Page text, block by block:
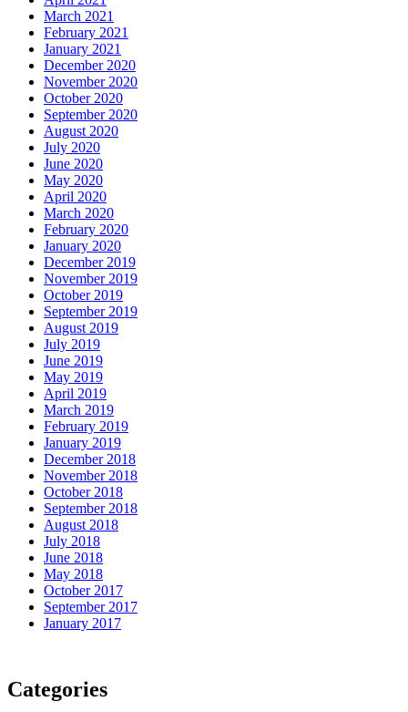
March 2021
February 2021
January 2021
December 2020
November 2020
October 2020
September 2020
August 2020
July 2020
June 2020
May 2020
April 2020
March 2020
February 2020
January 2020
December 2019
November 2019
October 2019
September 2019
August 2019
July 2019
June 2019
May 2019
April 2019
March 2019
February 2019
January 2019
December 2018
November 2018
October 2018
September 2018
August 2018
July 2018
June 2018
May 2018
October 2017
September 2017
January 2017
Categories